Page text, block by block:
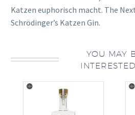
Katzen euphorisch macht. The
Schrödinger’s Katzen Gin.
YOU MAY